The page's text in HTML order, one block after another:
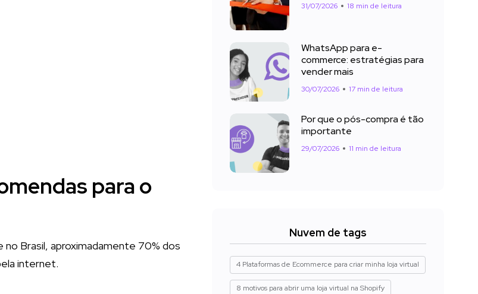
para o
Brasil, aproximadamente 70% dos
internet.
31/07/2026 18 min de leitura
WhatsApp para e-
commerce: estratégias para
vender mais
30/07/2026 17 min de leitura
Por que o pós-compra é tão
importante
29/07/2026 11 min de leitura
Nuvem de tags
4 Plataformas de Ecommerce para criar minha loja virtual
8 motivos para abrir uma loja virtual na Shopify